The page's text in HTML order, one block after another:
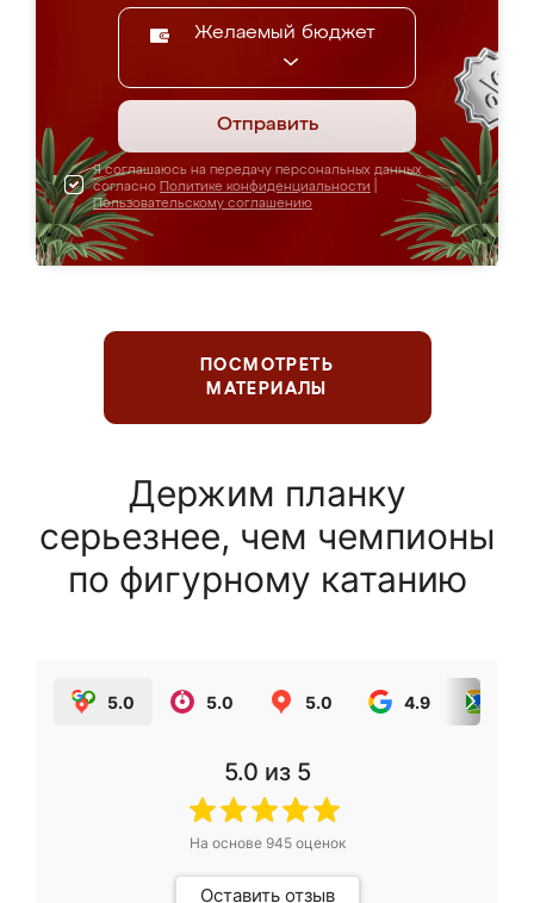
Желаемый бюджет
Отправить
Я соглашаюсь на передачу персональных данных
согласно Политике конфиденциальности
Пользовательскому соглашению
ПОСМОТРЕТЬ
МАТЕРИАЛЫ
Держим планку
серьезнее, чем чемпионы
по фигурному катанию
5.0 5.0 5.0 4.9
5.0 из 5
На основе 945оценок
Оставить отзыв